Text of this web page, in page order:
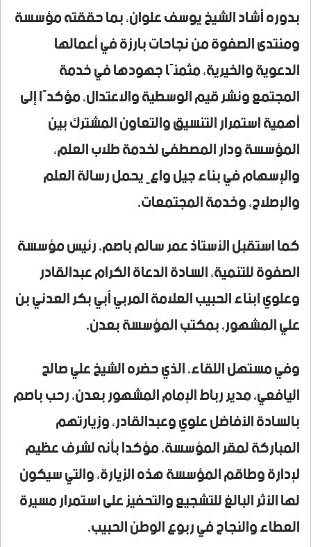
بدوره أشاد الشيخ يوسف علوان، بما حققته مؤسسة
ومنتدى الصفوة من نجاحات بارزة في أعمالها
الدعوية والخيرية، مثمنًا جهودها في خدمة
المجتمع ونشر قيم الوسطية والاعتدال، مؤكدًا إلى
أهمية استمرار التنسيق والتعاون المشترك بين
المؤسسة ودار المصطفى لخدمة طلاب العلم،
والإسهام في بناء جيل واعٍ يحمل رسالة العلم
والإصلاح، وخدمة المجتمعات.
كما استقبل الأستاذ عمر سالم باصم، رئيس مؤسسة
الصفوة للتنمية، السادة الدعاة الكرام عبدالقادر
وعلوي ابناء الحبيب العلامة المربي أبي بكر العدني بن
علي المشهور، بمكتب المؤسسة بعدن.
وفي مستهل اللقاء، الذي حضره الشيخ علي صالح
اليافعي، مدير رباط الإمام المشهور بعدن، رحب باصم
بالسادة الأفاضل علوي وعبدالقادر، وزيارتهم
المباركة لمقر المؤسسة، مؤكدا بأنه لشرف عظيم
لإدارة وطاقم المؤسسة هذه الزيارة، والتي سيكون
لها الأثر البالغ للتشجيع والتحفيز على استمرار مسيرة
العطاء والنجاح في ربوع الوطن الحبيب.